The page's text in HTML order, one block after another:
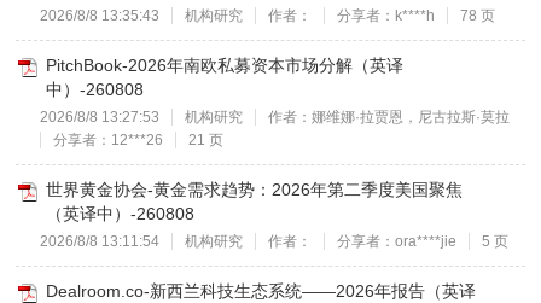
2026/8/8 13:35:43 机构研究 作者： 分享者：k****h 78 页
PitchBook-2026年南欧私募资本市场分解（英译
中）-260808
2026/8/8 13:27:53 机构研究
作者：娜维娜·拉贾恩，尼古拉斯·莫拉
分享者：12***26
21 页
世界黄金协会-黄金需求趋势：2026年第二季度美国聚焦
（英译中）-260808
2026/8/8 13:11:54 机构研究 作者： 分享者：ora****jie 5 页
Dealroom.co-新西兰科技生态系统——2026年报告（英译